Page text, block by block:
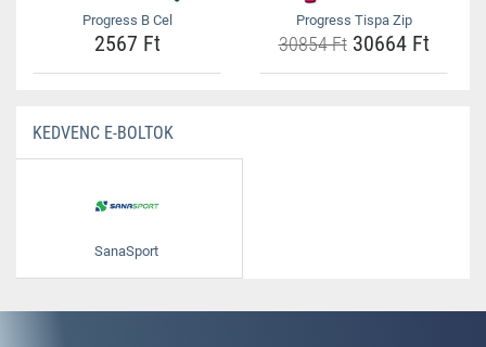
Progress B Cel
2567 Ft
Progress Tispa Zip
30854 Ft30664 Ft
KEDVENC E-BOLTOK
SanaSport